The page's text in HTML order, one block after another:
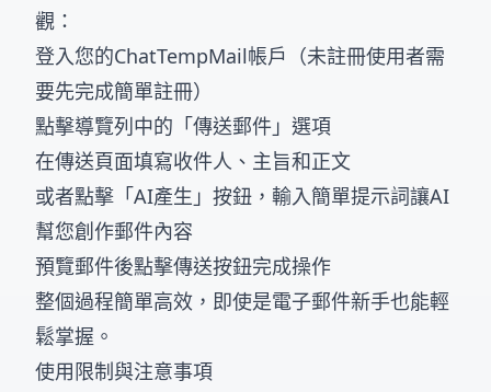
觀：
登入您的ChatTempMail帳戶（未註冊使用者需
要先完成簡單註冊）
點擊導覽列中的「傳送郵件」選項
在傳送頁面填寫收件人、主旨和正文
或者點擊「AI產生」按鈕，輸入簡單提示詞讓AI
幫您創作郵件內容
預覽郵件後點擊傳送按鈕完成操作
整個過程簡單高效，即使是電子郵件新手也能輕
鬆掌握。
使用限制與注意事項